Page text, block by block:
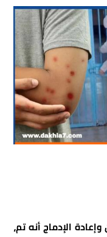
الإدماج أنه تم،